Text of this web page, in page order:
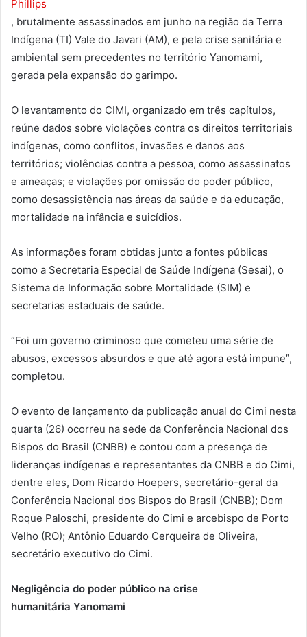
Phillips
, brutalmente assassinados em junho na região da Terra
Indígena (TI) Vale do Javari (AM), e pela crise sanitária e
ambiental sem precedentes no território Yanomami,
gerada pela expansão do garimpo.
O levantamento do CIMI, organizado em três capítulos,
reúne dados sobre violações contra os direitos territoriais
indígenas, como conflitos, invasões e danos aos
territórios; violências contra a pessoa, como assassinatos
e ameaças; e violações por omissão do poder público,
como desassistência nas áreas da saúde e da educação,
mortalidade na infância e suicídios.
As informações foram obtidas junto a fontes públicas
como a Secretaria Especial de Saúde Indígena (Sesai), o
Sistema de Informação sobre Mortalidade (SIM) e
secretarias estaduais de saúde.
“Foi um governo criminoso que cometeu uma série de
abusos, excessos absurdos e que até agora está impune”,
completou.
O evento de lançamento da publicação anual do Cimi nesta
quarta (26) ocorreu na sede da Conferência Nacional dos
Bispos do Brasil (CNBB) e contou com a presença de
lideranças indígenas e representantes da CNBB e do Cimi,
dentre eles, Dom Ricardo Hoepers, secretário-geral da
Conferência Nacional dos Bispos do Brasil (CNBB); Dom
Roque Paloschi, presidente do Cimi e arcebispo de Porto
Velho (RO); Antônio Eduardo Cerqueira de Oliveira,
secretário executivo do Cimi.
Negligência do poder público na crise
humanitária Yanomami